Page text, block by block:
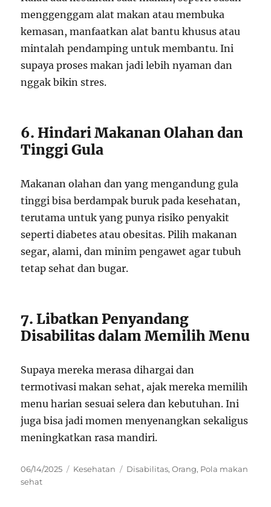
menggenggam alat makan atau membuka
kemasan, manfaatkan alat bantu khusus atau
mintalah pendamping untuk membantu. Ini
supaya proses makan jadi lebih nyaman dan
nggak bikin stres.
6. Hindari Makanan Olahan dan
Tinggi Gula
Makanan olahan dan yang mengandung gula
tinggi bisa berdampak buruk pada kesehatan,
terutama untuk yang punya risiko penyakit
seperti diabetes atau obesitas. Pilih makanan
segar, alami, dan minim pengawet agar tubuh
tetap sehat dan bugar.
7. Libatkan Penyandang
Disabilitas dalam Memilih Menu
Supaya mereka merasa dihargai dan
termotivasi makan sehat, ajak mereka memilih
menu harian sesuai selera dan kebutuhan. Ini
juga bisa jadi momen menyenangkan sekaligus
meningkatkan rasa mandiri.
Posted
on
06/14/2025 Categories
Kesehatan Tags
Disabilitas,Orang, Pola makan
sehat